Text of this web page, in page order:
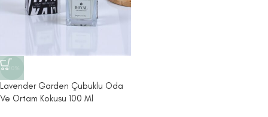
-20%
Lavender Garden Çubuklu Oda
Ve Ortam Kokusu 100 Ml